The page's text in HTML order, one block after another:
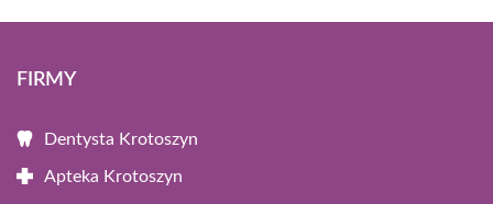
FIRMY
Dentysta Krotoszyn
Apteka Krotoszyn